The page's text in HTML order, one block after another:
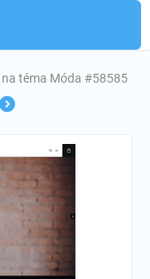
téma Móda #58585